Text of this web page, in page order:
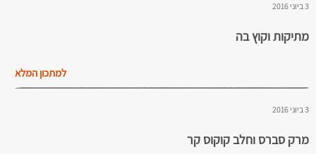
3 ביוני 2016
מתיקות וקוץ בה
למתכון המלא
3 ביוני 2016
מרק סברס וחלב קוקוס קר